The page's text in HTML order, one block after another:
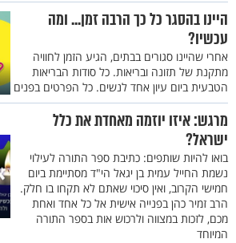
היינו בהסגר כל כך הרבה זמן... ומה
עכשיו?
אחרי שהיינו סגורים בבתים, הגיע הזמן לחוויה
מתקנת של תזונה ובריאות. כל סודות הבריאות
הטבעית ביום עיון אחד לנשים. כל הפרטים בפנים
מרגש: איזו יוזמה מאחדת את כלל
ישראל?
בואו להיות שותפים: כתיבת ספר התורה לעילוי
נשמת החייל עמית בן יגאל הי"ד מסתיימת ביום
חמישי הקרוב, ואין סיכוי שאתם לא תקחו בו חלק.
הרב זמיר כהן בפנייה אישית אל כל אחד ואחת
מכם, לזכות במצווה ולרכוש אות בספר התורה
המיוחד